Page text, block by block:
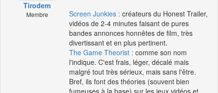
Tirodem
Membre
Screen Junkies : créateurs du Honest Trailer,
vidéos de 2-4 minutes faisant de pures
bandes annonces honnêtes de film, très
divertissant et en plus pertinent.
The Game Theorist : comme son nom
l'indique. C'est frais, léger, décalé mais
malgré tout très sérieux, mais sans l'être.
Bref, ils font des théories (souvent bien